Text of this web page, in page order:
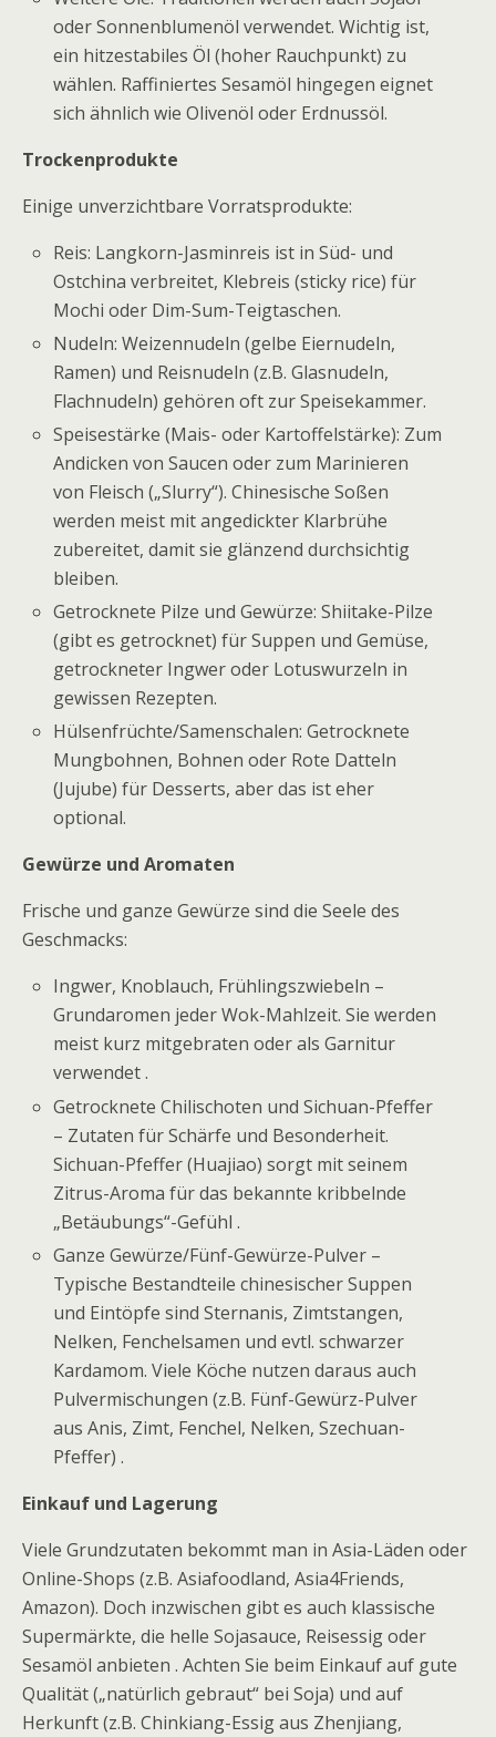
oder Sonnenblumenöl verwendet. Wichtig ist,
ein hitzestabiles Öl (hoher Rauchpunkt) zu
wählen. Raffiniertes Sesamöl hingegen eignet
sich ähnlich wie Olivenöl oder Erdnussöl.
Trockenprodukte
Einige unverzichtbare Vorratsprodukte:
Reis: Langkorn-Jasminreis ist in Süd- und
Ostchina verbreitet, Klebreis (sticky rice) für
Mochi oder Dim-Sum-Teigtaschen.
Nudeln: Weizennudeln (gelbe Eiernudeln,
Ramen) und Reisnudeln (z.B. Glasnudeln,
Flachnudeln) gehören oft zur Speisekammer.
Speisestärke (Mais- oder Kartoffelstärke): Zum
Andicken von Saucen oder zum Marinieren
von Fleisch („Slurry“). Chinesische Soßen
werden meist mit angedickter Klarbrühe
zubereitet, damit sie glänzend durchsichtig
bleiben.
Getrocknete Pilze und Gewürze: Shiitake-Pilze
(gibt es getrocknet) für Suppen und Gemüse,
getrockneter Ingwer oder Lotuswurzeln in
gewissen Rezepten.
Hülsenfrüchte/Samenschalen: Getrocknete
Mungbohnen, Bohnen oder Rote Datteln
(Jujube) für Desserts, aber das ist eher
optional.
Gewürze und Aromaten
Frische und ganze Gewürze sind die Seele des
Geschmacks:
Ingwer, Knoblauch, Frühlingszwiebeln –
Grundaromen jeder Wok-Mahlzeit. Sie werden
meist kurz mitgebraten oder als Garnitur
verwendet .
Getrocknete Chilischoten und Sichuan-Pfeffer
– Zutaten für Schärfe und Besonderheit.
Sichuan-Pfeffer (Huajiao) sorgt mit seinem
Zitrus-Aroma für das bekannte kribbelnde
„Betäubungs“-Gefühl .
Ganze Gewürze/Fünf-Gewürze-Pulver –
Typische Bestandteile chinesischer Suppen
und Eintöpfe sind Sternanis, Zimtstangen,
Nelken, Fenchelsamen und evtl. schwarzer
Kardamom. Viele Köche nutzen daraus auch
Pulvermischungen (z.B. Fünf-Gewürz-Pulver
aus Anis, Zimt, Fenchel, Nelken, Szechuan-
Pfeffer) .
Einkauf und Lagerung
Viele Grundzutaten bekommt man in Asia-Läden oder
Online-Shops (z.B. Asiafoodland, Asia4Friends,
Amazon). Doch inzwischen gibt es auch klassische
Supermärkte, die helle Sojasauce, Reisessig oder
Sesamöl anbieten . Achten Sie beim Einkauf auf gute
Qualität („natürlich gebraut“ bei Soja) und auf
Herkunft (z.B. Chinkiang-Essig aus Zhenjiang,